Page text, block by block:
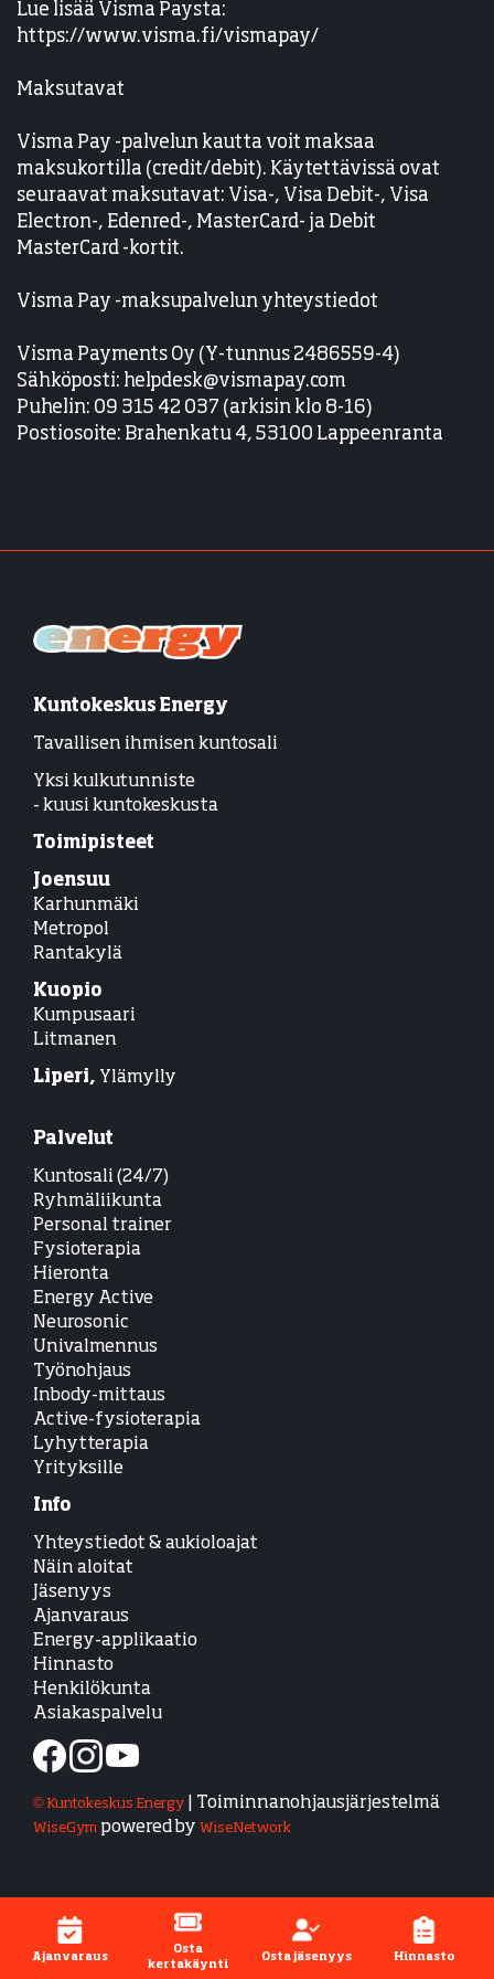
Ajanvaraus
Osta
kertakäynti
Osta jäsenyys Hinnasto
Lue lisää Visma Paysta:
https://www.visma.fi/vismapay/
Maksutavat
Visma Pay -palvelun kautta voit maksaa
maksukortilla (credit/debit). Käytettävissä ovat
seuraavat maksutavat: Visa-, Visa Debit-, Visa
Electron-, Edenred-, MasterCard- ja Debit
MasterCard -kortit.
Visma Pay -maksupalvelun yhteystiedot
Visma Payments Oy (Y-tunnus 2486559-4)
Sähköposti: helpdesk@vismapay.com
Puhelin: 09 315 42 037 (arkisin klo 8-16)
Postiosoite: Brahenkatu 4, 53100 Lappeenranta
Kuntokeskus Energy
Tavallisen ihmisen kuntosali
Yksi kulkutunniste
- kuusi kuntokeskusta
Toimipisteet
Joensuu
Karhunmäki
Metropol
Rantakylä
Kuopio
Kumpusaari
Litmanen
Liperi, Ylämylly
Palvelut
Kuntosali (24/7)
Ryhmäliikunta
Personal trainer
Fysioterapia
Hieronta
Energy Active
Neurosonic
Univalmennus
Työnohjaus
Inbody-mittaus
Active-fysioterapia
Lyhytterapia
Yrityksille
Info
Yhteystiedot & aukioloajat
Näin aloitat
Jäsenyys
Ajanvaraus
Energy-applikaatio
Hinnasto
Henkilökunta
Asiakaspalvelu
© Kuntokeskus Energy | Toiminnanohjausjärjestelmä
WiseGym powered by WiseNetwork